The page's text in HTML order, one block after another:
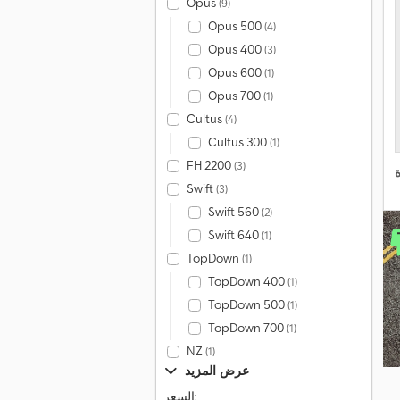
Opus 500(4)
Opus 400(3)
Opus 600(1)
Opus 700(1)
Cultus(4)
Cultus 300(1)
FH 2200(3)
Swift(3)
Swift 560(2)
Swift 640(1)
TopDown (1)
TopDown 400(1)
TopDown 500(1)
TopDown 700(1)
NZ(1)
عرض المزيد
السعر: